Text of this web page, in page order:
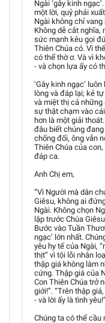
Ngài ‘gây kinh
một lời, quỷ phải
Ngài không chỉ
Không dễ cắt nghĩa,
sức mạnh kêu gọi
Thiên Chúa có. Vì
có thể thờ ơ. Và vì
- và chọn lựa ấy có
‘Gây kinh ngạc’
lòng và đáp lại; kẻ
và miệt thị cả những
sự thật chạm vào
hơn là một giải
đâu biết chúng
chống đối, ông vẫn
Thiên Chúa của
đáp ca.
Anh Chị em,
“Vì Người mà dân
Giêsu, không ai
Ngài. Không chọn
lập trước Chúa
Bước vào Tuần
ngạc’ lớn nhất.
yêu hy tế của Ngài,
thịt” vì tội lỗi nhân
thập giá không làm
cứng. Thập giá của
Con Thiên Chúa trở
giới!”. “Trên thập
- và lời ấy là tình
Chúng ta có thể cầu